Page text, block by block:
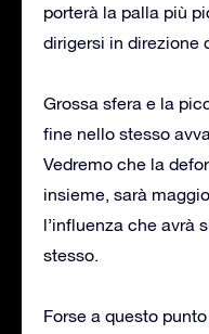
porterà la palla più
dirigersi in direzione
Grossa sfera e la
fine nello stesso
Vedremo che la
insieme, sarà
l’influenza che avrà
stesso.
Forse a questo